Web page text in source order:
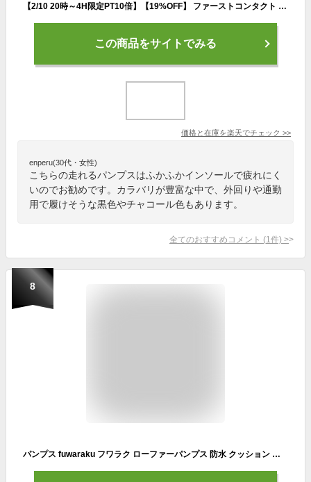
【2/10 20時～4H限定PT10倍】【19%OFF】 ファーストコンタクト FIRST CONTACT 39522 39520 39521 パンプス 抗菌 消臭 走れるパンプス オフィス 仕事 通勤 アーモンドトゥ ふかふかインソール
この商品をサイトでみる
価格と在庫を楽天でチェック >>
enperu(30代・女性)
こちらの走れるパンプスはふかふかインソールで疲れにく
いのでお勧めです。カラバリが豊富な中で、外回りや通勤
用で履けそうな黒色やチャコール色もあります。
全てのおすすめコメント (1 件) >
8
パンプス fuwaraku フワラク ローファーパンプス 防水 クッション 黒 ブラック 就活 通勤 リクルート 仕事 ビジネス オフィス 冠婚葬祭 葬式 ブラックフォーマル 美脚 フォーマル 走れるパンプス レディース靴 抗菌 防臭 FR-1106